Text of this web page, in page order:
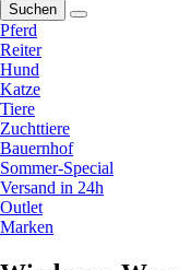
Suchen
Pferd
Reiter
Hund
Katze
Tiere
Zuchttiere
Bauernhof
Sommer-Special
Versand in 24h
Outlet
Marken